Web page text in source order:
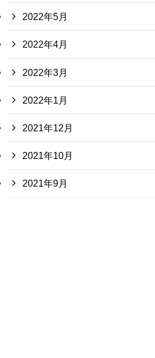
2022年5月
2022年4月
2022年3月
2022年1月
2021年12月
2021年10月
2021年9月